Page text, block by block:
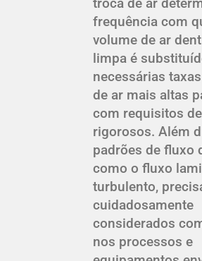
troca de ar
frequência com
volume de ar
limpa é
necessárias
de ar mais altas
com requisitos
rigorosos. Além
padrões de fluxo
como o fluxo
turbulento,
cuidadosamente
considerados
nos processos e